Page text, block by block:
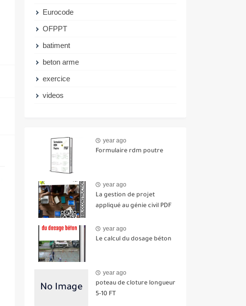
Eurocode
OFPPT
batiment
beton arme
exercice
videos
year ago
Formulaire rdm poutre
year ago
La gestion de projet
appliqué au génie civil PDF
year ago
Le calcul du dosage béton
year ago
poteau de cloture longueur
5-10 FT